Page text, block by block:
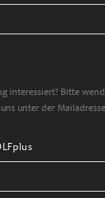
interessiert? Bitte
unter der